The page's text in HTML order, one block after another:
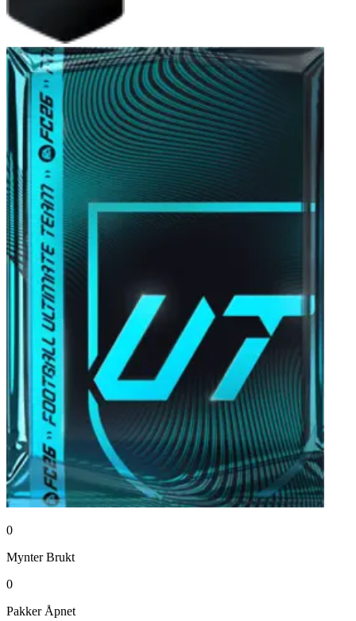
0
Mynter Brukt
0
Pakker Åpnet